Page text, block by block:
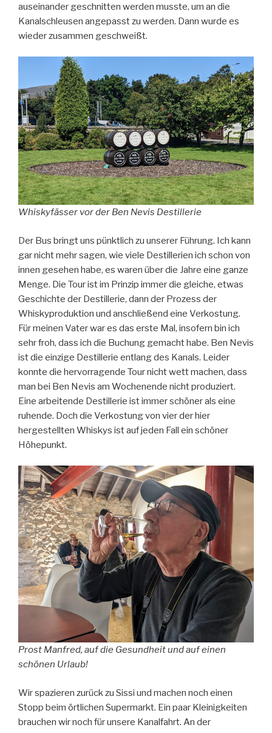
auseinander geschnitten werden musste, um an die
Kanalschleusen angepasst zu werden. Dann wurde es
wieder zusammen geschweißt.
Whiskyfässer vor der Ben Nevis Destillerie
Der Bus bringt uns pünktlich zu unserer Führung. Ich kann
gar nicht mehr sagen, wie viele Destillerien ich schon von
innen gesehen habe, es waren über die Jahre eine ganze
Menge. Die Tour ist im Prinzip immer die gleiche, etwas
Geschichte der Destillerie, dann der Prozess der
Whiskyproduktion und anschließend eine Verkostung.
Für meinen Vater war es das erste Mal, insofern bin ich
sehr froh, dass ich die Buchung gemacht habe. Ben Nevis
ist die einzige Destillerie entlang des Kanals. Leider
konnte die hervorragende Tour nicht wett machen, dass
man bei Ben Nevis am Wochenende nicht produziert.
Eine arbeitende Destillerie ist immer schöner als eine
ruhende. Doch die Verkostung von vier der hier
hergestellten Whiskys ist auf jeden Fall ein schöner
Höhepunkt.
Prost Manfred, auf die Gesundheit und auf einen
schönen Urlaub!
Wir spazieren zurück zu Sissi und machen noch einen
Stopp beim örtlichen Supermarkt. Ein paar Kleinigkeiten
brauchen wir noch für unsere Kanalfahrt. An der